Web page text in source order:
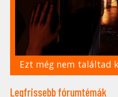
Ezt még nem találtad
Legfrissebb fórumtémák